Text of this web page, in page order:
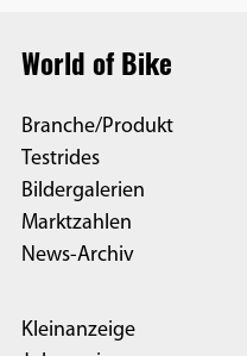
World of Bike
Branche/Produkt
Testrides
Bildergalerien
Marktzahlen
News-Archiv
Kleinanzeige